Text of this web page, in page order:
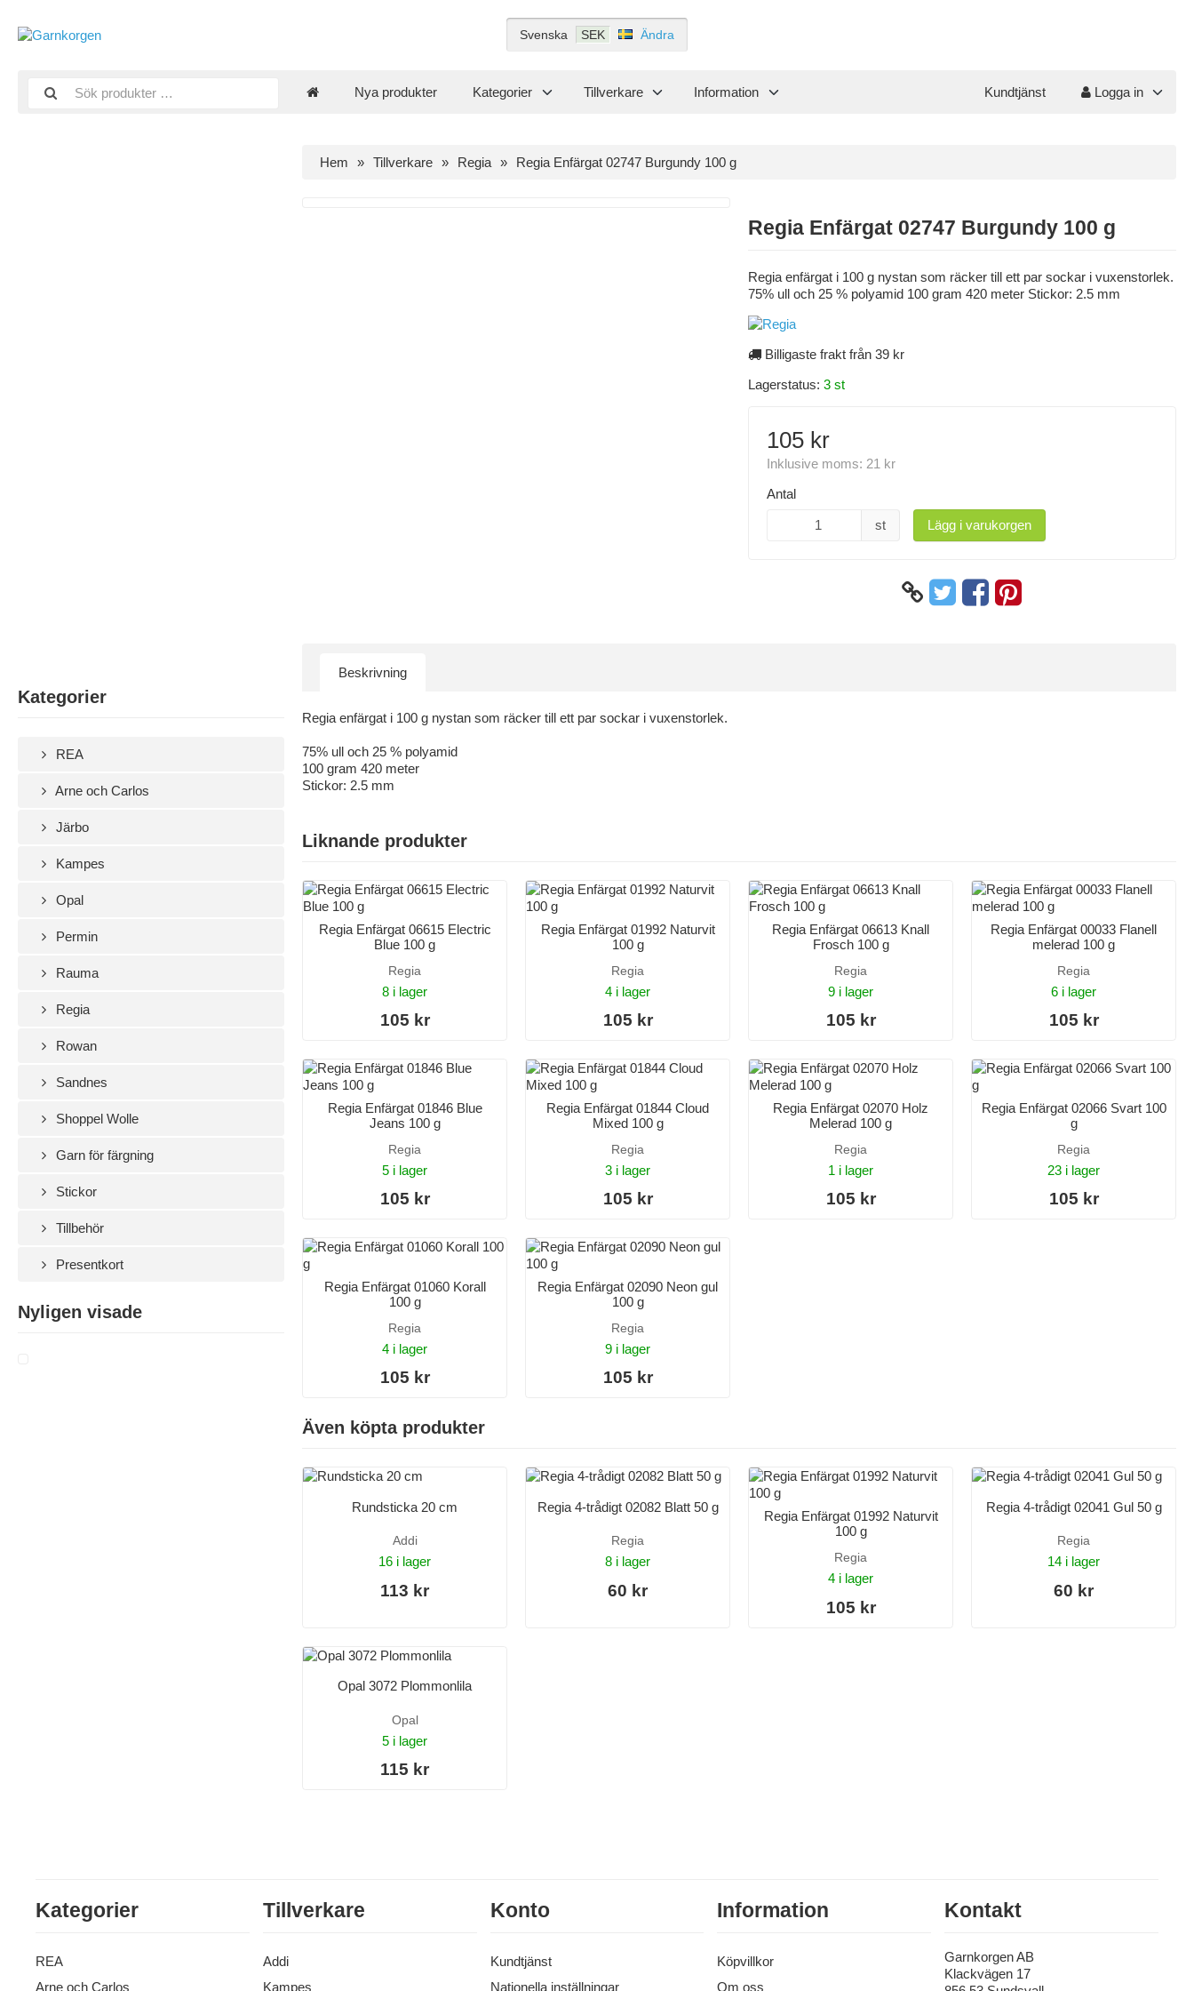
Svenska SEK Ändra
Nya produkter Kategorier Tillverkare Information Kundtjänst Logga in
Kategorier
REA
Arne och Carlos
Järbo
Kampes
Opal
Permin
Rauma
Regia
Rowan
Sandnes
Shoppel Wolle
Garn för färgning
Stickor
Tillbehör
Presentkort
Nyligen visade
Hem Tillverkare Regia Regia Enfärgat 02747 Burgundy 100 g
Regia Enfärgat 02747 Burgundy 100 g
Regia enfärgat i 100 g nystan som räcker till ett par sockar i vuxenstorlek.
75% ull och 25 % polyamid 100 gram 420 meter Stickor: 2.5 mm
Billigaste frakt från 39 kr
Lagerstatus: 3 st
105 kr
Inklusive moms: 21 kr
Antal
st Lägg i varukorgen
Beskrivning
Regia enfärgat i 100 g nystan som räcker till ett par sockar i vuxenstorlek.
75% ull och 25 % polyamid
100 gram 420 meter
Stickor: 2.5 mm
Liknande produkter
Regia Enfärgat 06615 Electric
Blue 100 g
Regia
8 i lager
105 kr
Regia Enfärgat 01992 Naturvit
100 g
Regia
4 i lager
105 kr
Regia Enfärgat 06613 Knall
Frosch 100 g
Regia
9 i lager
105 kr
Regia Enfärgat 00033 Flanell
melerad 100 g
Regia
6 i lager
105 kr
Regia Enfärgat 01846 Blue
Jeans 100 g
Regia
5 i lager
105 kr
Regia Enfärgat 01844 Cloud
Mixed 100 g
Regia
3 i lager
105 kr
Regia Enfärgat 02070 Holz
Melerad 100 g
Regia
1 i lager
105 kr
Regia Enfärgat 02066 Svart 100
g
Regia
23 i lager
105 kr
Regia Enfärgat 01060 Korall
100 g
Regia
4 i lager
105 kr
Regia Enfärgat 02090 Neon gul
100 g
Regia
9 i lager
105 kr
Även köpta produkter
Rundsticka 20 cm
Addi
16 i lager
113 kr
Regia 4-trådigt 02082 Blatt 50 g
Regia
8 i lager
60 kr
Regia Enfärgat 01992 Naturvit
100 g
Regia
4 i lager
105 kr
Regia 4-trådigt 02041 Gul 50 g
Regia
14 i lager
60 kr
Opal 3072 Plommonlila
Opal
5 i lager
115 kr
Kategorier
REA
Arne och Carlos
Tillverkare
Addi
Kampes
Konto
Kundtjänst
Nationella inställningar
Information
Köpvillkor
Om oss
Kontakt
Garnkorgen AB
Klackvägen 17